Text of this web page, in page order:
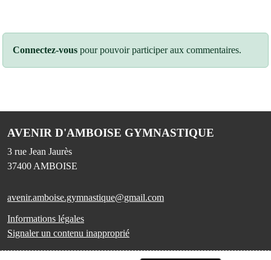
Connectez-vous pour pouvoir participer aux commentaires.
AVENIR D'AMBOISE GYMNASTIQUE
3 rue Jean Jaurès
37400 AMBOISE
avenir.amboise.gymnastique@gmail.com
Informations légales
Signaler un contenu inapproprié